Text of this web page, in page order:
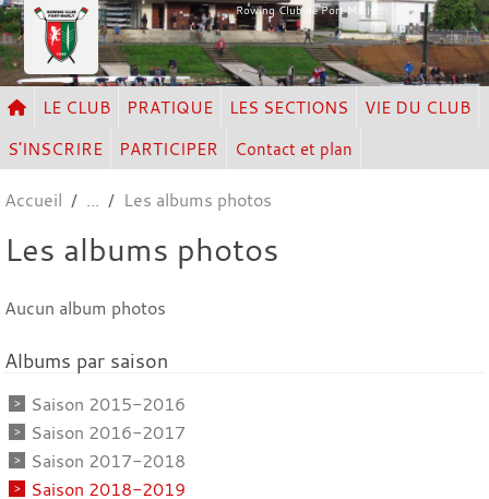
Rowing Club de Port Marly
LE CLUB PRATIQUE LES SECTIONS
VIE DU CLUB
S'INSCRIRE
PARTICIPER Contact et plan
Accueil Les albums photos
Les albums photos
Aucun album photos
Albums par saison
Saison 2015-2016
Saison 2016-2017
Saison 2017-2018
Saison 2018-2019
Panneau de gestion des cookies